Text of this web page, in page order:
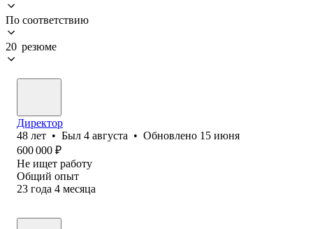
По соответствию
20 резюме
Директор
48 лет • Был 4 августа • Обновлено 15 июня
600 000 ₽
Не ищет работу
Общий опыт
23 года 4 месяца